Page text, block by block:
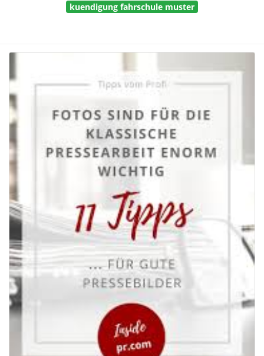
kuendigung fahrschule muster